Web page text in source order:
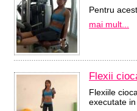
Pentru
mai mult...
Flexii
Flexiile
executate